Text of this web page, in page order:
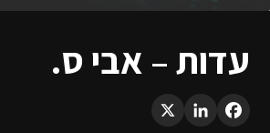
עדות – אבי ס.
Facebook
LinkedIn
X